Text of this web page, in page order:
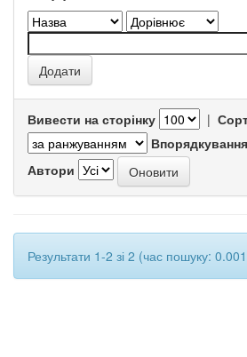
Вивести на сторінку |
Впорядкування
Автори
Результати 1-2 зі 2 (час пошуку: